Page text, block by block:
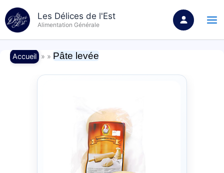
au
contenu
Les Délices de l'Est
Alimentation Générale
Accueil » » Pâte levée